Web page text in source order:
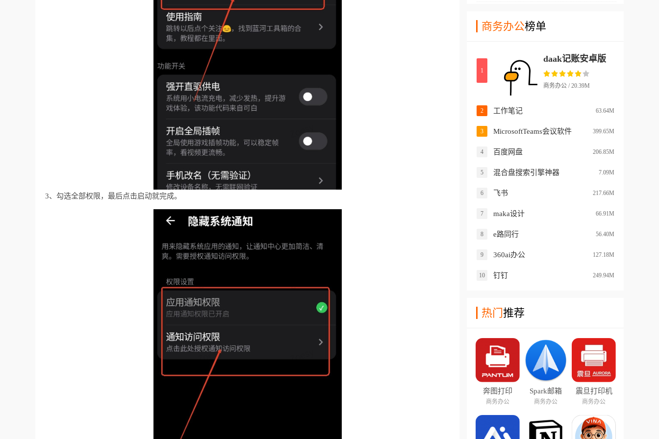
3、勾选全部权限，最后点击启动就完成。
使用这款软件的时候可以通过
捷。而且这款软件具备多种使
出库、从库存管控到数据决策
的智能管理体系，帮助大家实
现货物管理的精细化、智能
商务办公榜单
1
daak记账安卓版
商务办公 / 20.39M
2 工作笔记 63.64M
3 MicrosoftTeams会议软件 399.65M
4 百度网盘 206.85M
5 混合盘搜索引擎神器 7.09M
6 飞书 217.66M
7 maka设计 66.91M
8 e路同行 56.40M
9 360ai办公 127.18M
10 钉钉 249.94M
热门推荐
奔图打印
商务办公
Spark邮箱
商务办公
震旦打印机
商务办公